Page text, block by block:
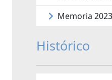
Memoria 2023
Histórico